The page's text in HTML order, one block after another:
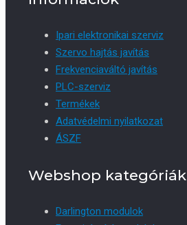
Ipari elektronikai szerviz
Szervo hajtás javítás
Frekvenciaváltó javítás
PLC-szerviz
Termékek
Adatvédelmi nyilatkozat
ÁSZF
Webshop kategóriák
Darlington modulok